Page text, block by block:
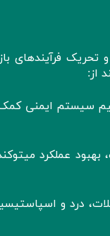
فرآیندهای
از:
سیستم ایمنی
عملکرد
درد و